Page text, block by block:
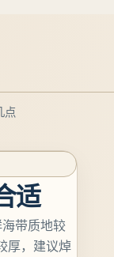
点
适
带质地较
厚，建议焯